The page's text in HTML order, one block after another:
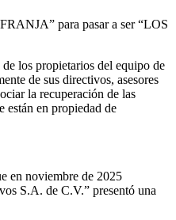
para pasar a ser “LOS
los propietarios del equipo de
de sus directivos, asesores
la recuperación de las
están en propiedad de
en noviembre de 2025
S.A. de C.V.” presentó una